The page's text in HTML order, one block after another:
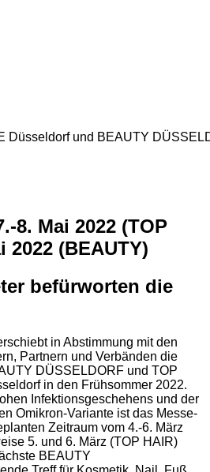
Düsseldorf und BEAUTY
8. Mai 2022 (TOP
2022 (BEAUTY)
befürworten die
in Abstimmung mit den
Partnern und Verbänden die
DÜSSELDORF und TOP
in den Frühsommer 2022.
Infektionsgeschehens und der
Omikron-Variante ist das Messe-
Zeitraum vom 4.-6. März
5. und 6. März (TOP HAIR)
BEAUTY